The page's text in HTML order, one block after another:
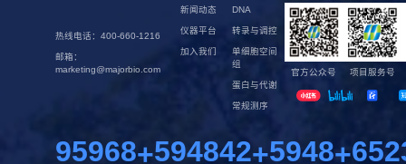
热线电话：400-660-1216
邮箱：
marketing@majorbio.com
新闻动态
仪器平台
加入我们
DNA
转录与调控
单细胞空间
组
蛋白与代谢
常规测序
官方公众号 项目服务号
96311+596968+5970+